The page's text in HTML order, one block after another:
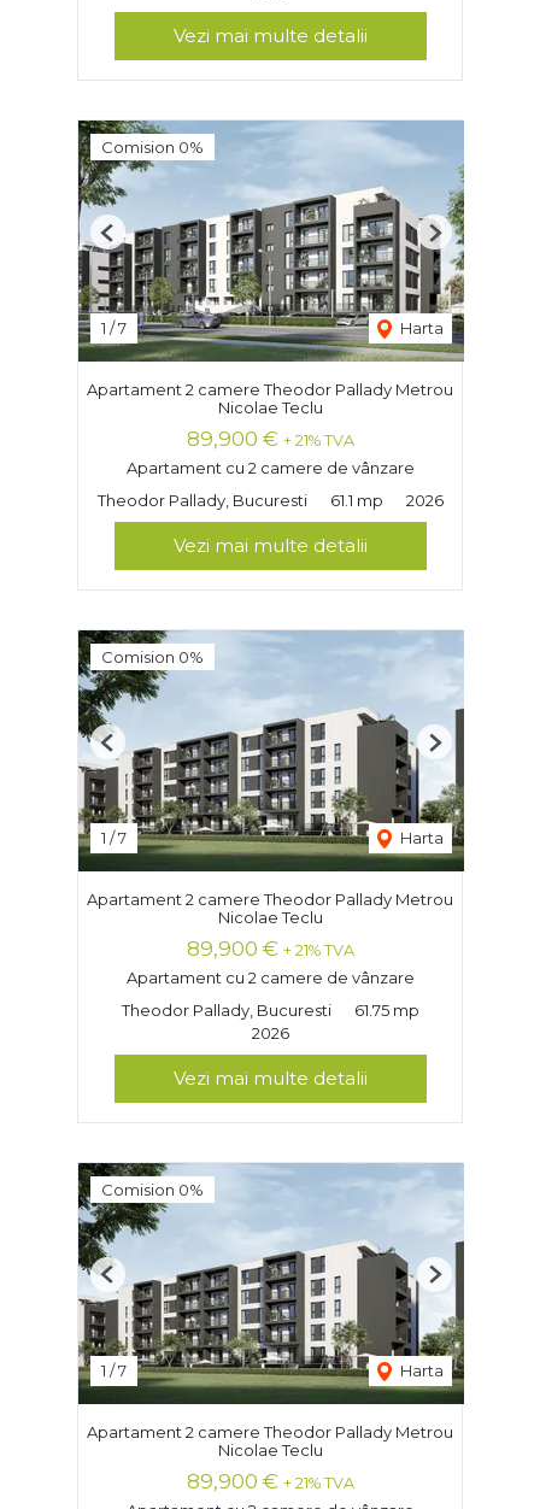
Vezi mai multe detalii
Comision 0%
1 /7 Harta
Previous Next
Apartament 2 camere Theodor Pallady Metrou
Nicolae Teclu
89,900 € + 21% TVA
Apartament cu 2 camere de vânzare
Theodor Pallady, Bucuresti
61.1 mp 2026
Vezi mai multe detalii
Comision 0%
1 /7 Harta
Previous Next
Apartament 2 camere Theodor Pallady Metrou
Nicolae Teclu
89,900 € + 21% TVA
Apartament cu 2 camere de vânzare
Theodor Pallady, Bucuresti
61.75 mp
2026
Vezi mai multe detalii
Comision 0%
1 /7 Harta
Previous Next
Apartament 2 camere Theodor Pallady Metrou
Nicolae Teclu
89,900 € + 21% TVA